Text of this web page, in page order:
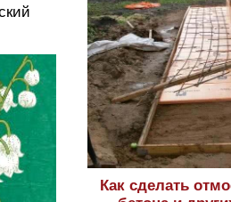
Как сделать